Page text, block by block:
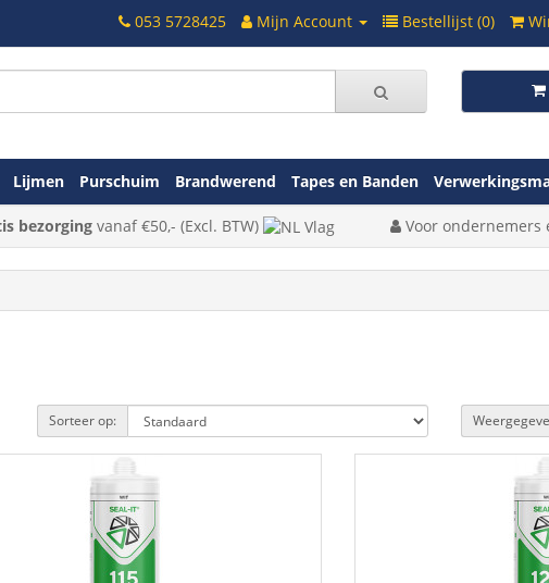
053 5728425 Mijn Account Bestellijst (0)
Lijmen Purschuim Brandwerend Tapes en Banden
bezorgingvanaf€50,- (Excl. BTW) Voor
Sorteer op: